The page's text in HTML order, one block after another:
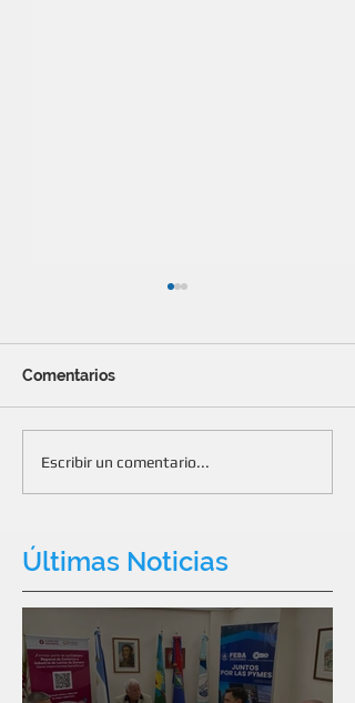
Gestión para modificar
“Exporta Simple”
Comentarios
Escribir un comentario...
Últimas Noticias